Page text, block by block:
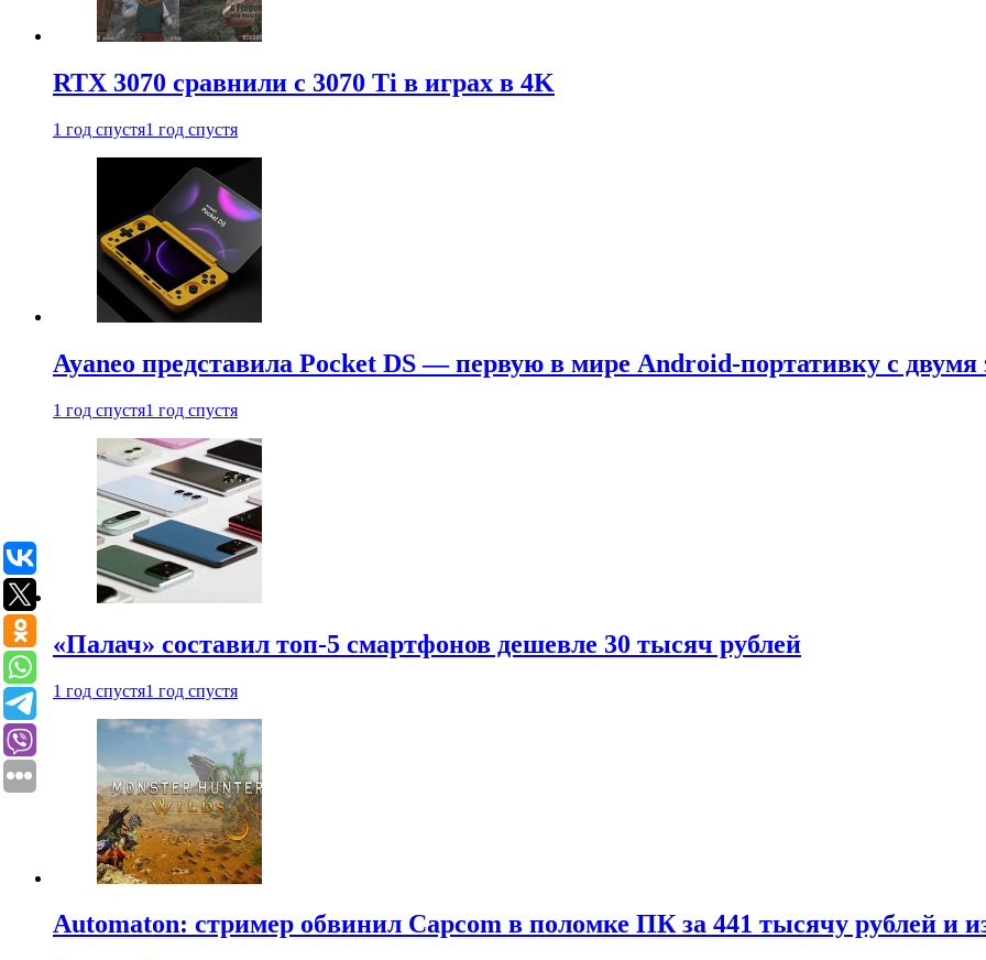
RTX 3070 сравнили с 3070 Ti в играх в 4K
1 год спустя1 год спустя
Ayaneo представила Pocket DS — первую в мире Android-портативку с двумя
1 год спустя1 год спустя
«Палач» составил топ-5 смартфонов дешевле 30 тысяч рублей
1 год спустя1 год спустя
Automaton: стример обвинил Capcom в поломке ПК за 441 тысячу рублей и